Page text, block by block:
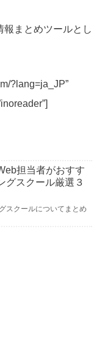
報まとめツールとし
?lang=ja_JP”
担当者がおすす
グスクール厳選３
スクールについてまとめ